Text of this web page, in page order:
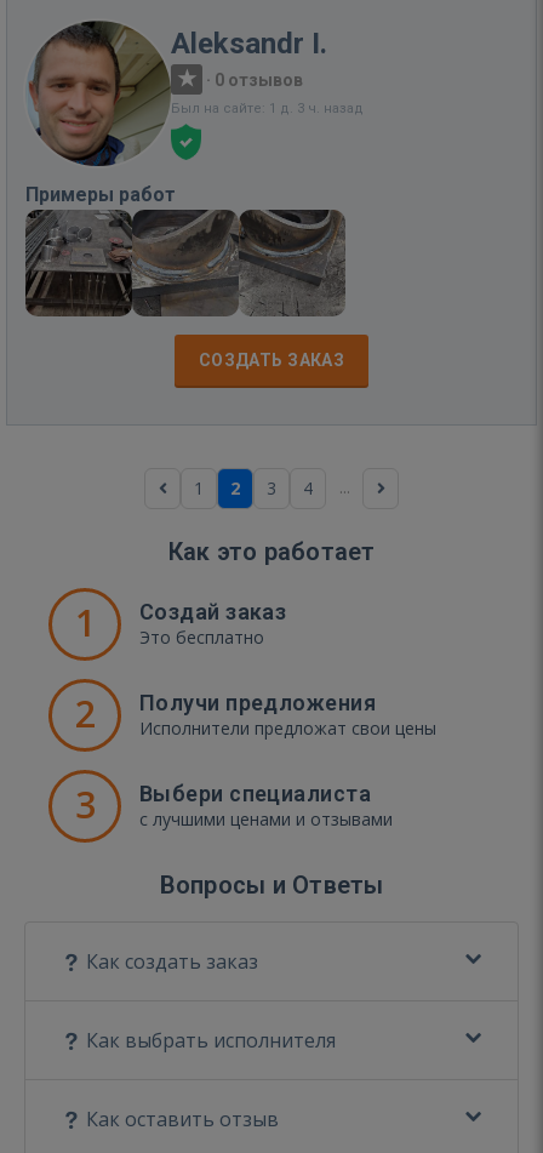
Aleksandr I.
· 0 отзывов
Был на сайте: 1 д. 3 ч. назад
Примеры работ
СОЗДАТЬ ЗАКАЗ
1 2 3 4 ...
Как это работает
1 Создай заказ
Это бесплатно
2 Получи предложения
Исполнители предложат свои цены
3 Выбери специалиста
с лучшими ценами и отзывами
Вопросы и Ответы
Как создать заказ
Как выбрать исполнителя
Как оставить отзыв